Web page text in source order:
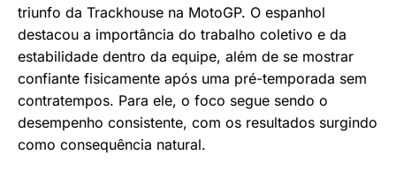
triunfo da Trackhouse na MotoGP. O espanhol
destacou a importância do trabalho coletivo e da
estabilidade dentro da equipe, além de se mostrar
confiante fisicamente após uma pré-temporada sem
contratempos. Para ele, o foco segue sendo o
desempenho consistente, com os resultados surgindo
como consequência natural.